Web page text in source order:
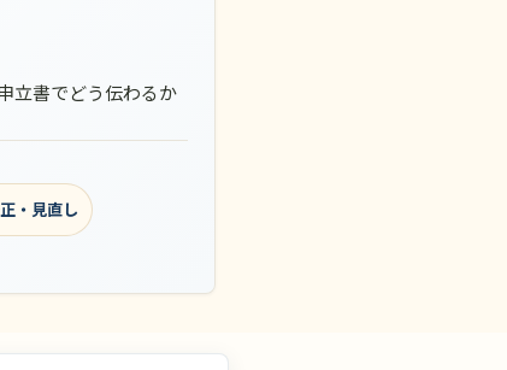
立書でどう伝わるか
・見直し